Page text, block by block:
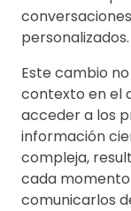
personalizados.
Este cambio
contexto en el
acceder a los
información
compleja,
cada
comunicarlos